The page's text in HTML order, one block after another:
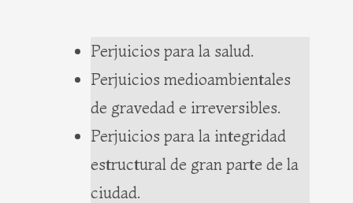
Perjuicios para la salud.
Perjuicios medioambientales
de gravedad e irreversibles.
Perjuicios para la integridad
estructural de gran parte de la
ciudad.